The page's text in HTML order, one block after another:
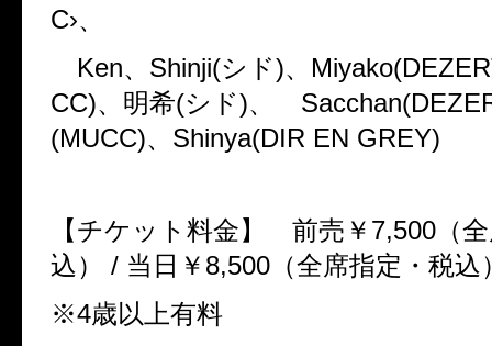
C›、
Ken、 Shinji(シド)、
CC)、明希(シド)、
(MUCC)、 Shinya(DIR EN GREY)
【チケット料金】 前売￥ 7,500 （
込）
/ 当日￥ 8,500 （全席指定・税込
※4歳以上有料